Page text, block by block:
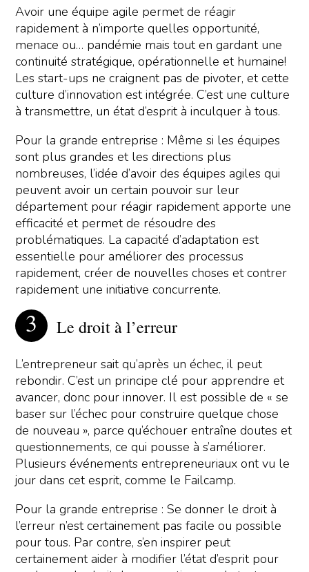
Avoir une équipe agile permet de réagir
rapidement à n’importe quelles opportunité,
menace ou… pandémie mais tout en gardant une
continuité stratégique, opérationnelle et humaine!
Les start-ups ne craignent pas de pivoter, et cette
culture d’innovation est intégrée. C’est une culture
à transmettre, un état d’esprit à inculquer à tous.
Pour la grande entreprise : Même si les équipes
sont plus grandes et les directions plus
nombreuses, l’idée d’avoir des équipes agiles qui
peuvent avoir un certain pouvoir sur leur
département pour réagir rapidement apporte une
efficacité et permet de résoudre des
problématiques. La capacité d’adaptation est
essentielle pour améliorer des processus
rapidement, créer de nouvelles choses et contrer
rapidement une initiative concurrente.
Le droit à l’erreur
L’entrepreneur sait qu’après un échec, il peut
rebondir. C’est un principe clé pour apprendre et
avancer, donc pour innover. Il est possible de « se
baser sur l’échec pour construire quelque chose
de nouveau », parce qu’échouer entraîne doutes et
questionnements, ce qui pousse à s’améliorer.
Plusieurs événements entrepreneuriaux ont vu le
jour dans cet esprit, comme le Failcamp.
Pour la grande entreprise : Se donner le droit à
l’erreur n’est certainement pas facile ou possible
pour tous. Par contre, s’en inspirer peut
certainement aider à modifier l’état d’esprit pour